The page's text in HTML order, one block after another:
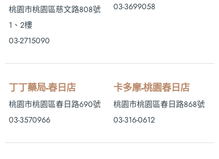
桃園市桃園區慈文路808號
1、2樓
03-2715090
03-3699058
丁丁藥局-春日店
桃園市桃園區春日路690號
03-3570966
卡多摩-桃園春日店
桃園市桃園區春日路868號
03-316-0612